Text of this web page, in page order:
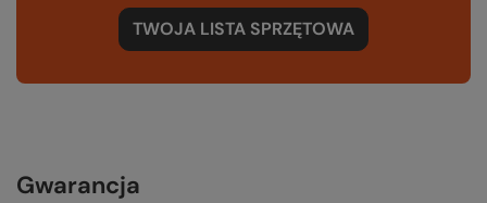
TWOJA LISTA SPRZĘTOWA
Gwarancja